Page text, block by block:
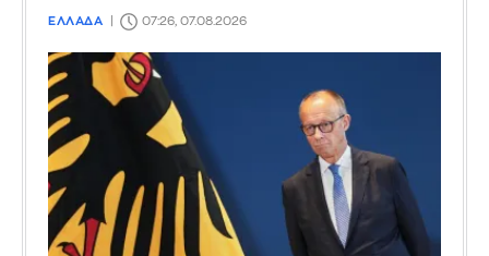
ΕΛΛΑΔΑ 07:26, 07.08.2026